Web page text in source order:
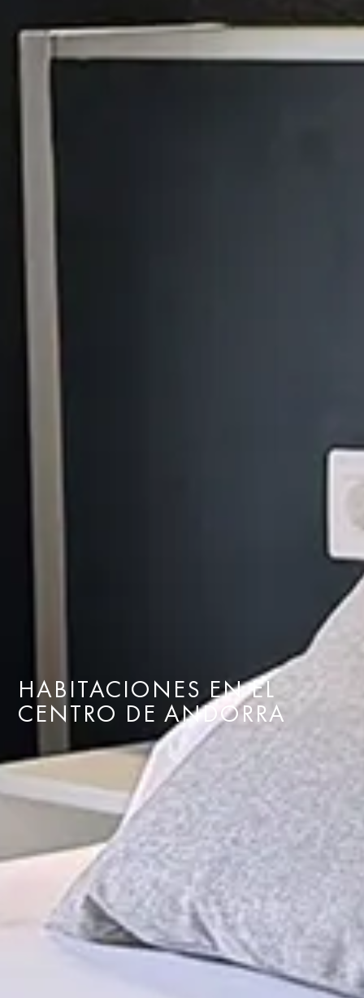
HABITACIONES EN EL
CENTRO DE ANDORRA